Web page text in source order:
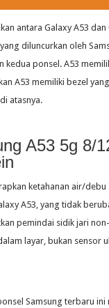
antara Galaxy A53 dan
diluncurkan oleh
kedua ponsel. A53
A53 memiliki bezel
atasnya.
A53 5g 8/
ketahanan air/debu
A53, yang tidak
pemindai sidik jari
layar, bukan sensor
Samsung terbaru ini